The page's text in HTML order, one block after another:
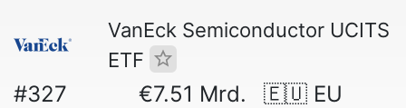
VanEck Semiconductor UCITS
ETF
#327 €7.51 Mrd. 🇪🇺 EU